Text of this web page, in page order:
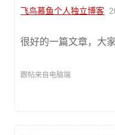
飞鸟慕鱼个人独立博客
很好的一篇文章，大
跟帖来自电脑端